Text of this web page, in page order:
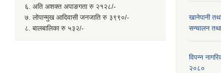
६. अति अशक्त अपाङगता रु २१२८/-
७. लोपान्मुख आदिवासी जनजाति रु ३९९०/-
८. बालबालिका रु ५३२/-
खानेपानी
सन्चालन
विपन्न
२०८०